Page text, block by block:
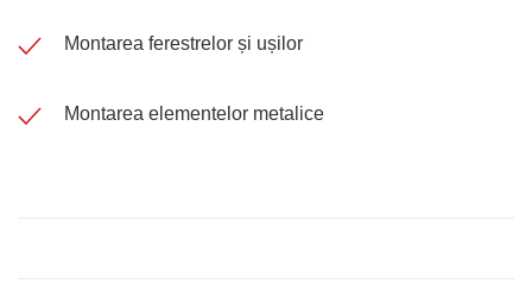
Montarea ferestrelor și ușilor
Montarea elementelor metalice